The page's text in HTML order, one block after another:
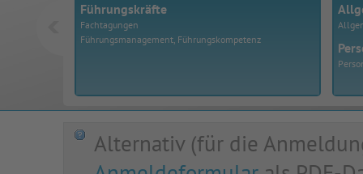
Führungskräfte
Fachtagungen
Führungsmanagement, Führungskompetenz
Alternativ (für die